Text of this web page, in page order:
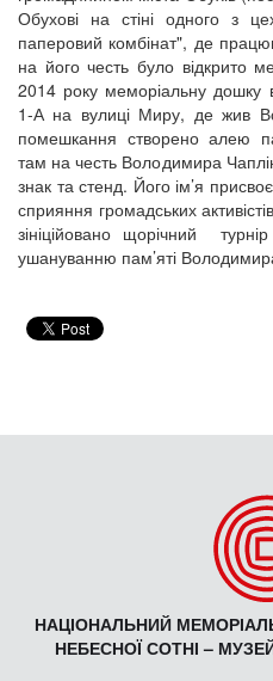
Обухові на стіні одного з
паперовий комбінат", де
на його честь було відкрито
2014 року меморіальну дошку
1-А на вулиці Миру, де жив
помешкання створено алею
там на честь Володимира
знак та стенд. Його ім’я
сприяння громадських
зініційовано щорічний
ушануванню пам’яті
НАЦІОНАЛЬНИЙ
НЕБЕСНОЇ СОТНІ –